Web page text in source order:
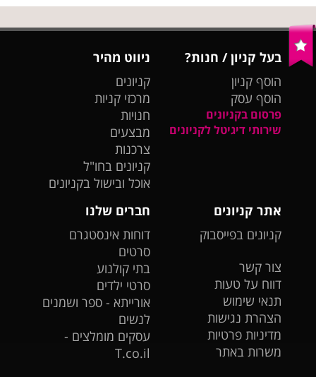
בעל קניון / חנות?
הוסף קניון
הוסף עסק
פרסום בקניונים
שירותי דיגיטל לקניונים
ניווט מהיר
קניונים
מרכזי קניות
חנויות
מבצעים
צרכנות
קניונים בחו"ל
אוכל ובישול בקניונים
אתר קניונים
קניונים בפייסבוק
צור קשר
דווח על טעות
תנאי שימוש
הצהרת נגישות
מדיניות פרטיות
משרות באתר
חברים שלנו
דוחות אינסטגרם
סרטים
בתי קולנוע
סרטי ילדים
אורייתא - ספר ושמנים
לנשים
עסקים מומלצים -
T.co.il